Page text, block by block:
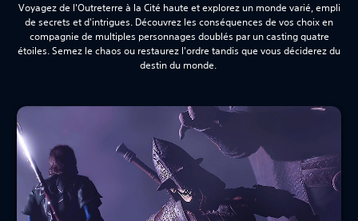
Voyagez de l'Outreterre à la Cité haute et explorez un monde varié, empli
de secrets et d'intrigues. Découvrez les conséquences de vos choix en
compagnie de multiples personnages doublés par un casting quatre
étoiles. Semez le chaos ou restaurez l'ordre tandis que vous déciderez du
destin du monde.‎